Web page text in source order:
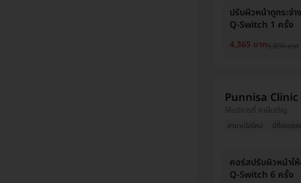
ปรับผิวหน้าดูกระจ่า
Q-Switch 1 ครั้ง
4,365 บาท5,890 บาท
Punnisa
ให้บริการที่ ภาษีเจริญ
สาขาเปิดใหม่ มีที่จอดร
คอร์สปรับผิวหน้าให้
Q-Switch 6 ครั้ง